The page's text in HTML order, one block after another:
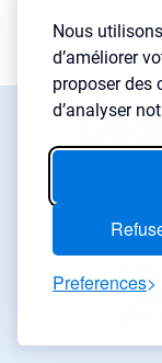
Nous
d’améliorer
proposer des
d’analyser
Preferences